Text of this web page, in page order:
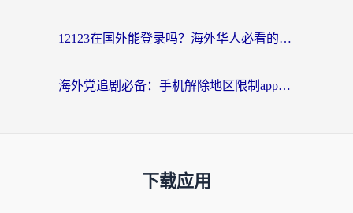
12123在国外能登录吗？海外华人必看的回国加速实用指南
海外党追剧必备：手机解除地区限制app怎么选？解决央视视频&国内剧地区限制全指南
下载应用